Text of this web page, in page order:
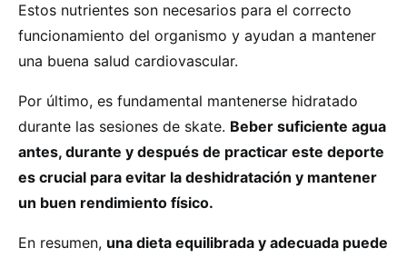
Estos nutrientes son necesarios para el correcto
funcionamiento del organismo y ayudan a mantener
una buena salud cardiovascular.
Por último, es fundamental mantenerse hidratado
durante las sesiones de skate. Beber suficiente agua
antes, durante y después de practicar este deporte
es crucial para evitar la deshidratación y mantener
un buen rendimiento físico.
En resumen, una dieta equilibrada y adecuada puede